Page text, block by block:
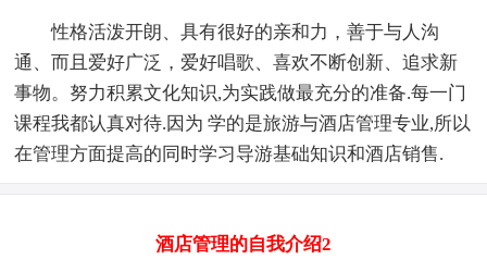
性格活泼开朗、具有很好的亲和力，善于与人沟
通、而且爱好广泛，爱好唱歌、喜欢不断创新、追求新
事物。努力积累文化知识,为实践做最充分的准备.每一门
课程我都认真对待.因为 学的是旅游与酒店管理专业,所以
在管理方面提高的同时学习导游基础知识和酒店销售.
酒店管理的自我介绍2